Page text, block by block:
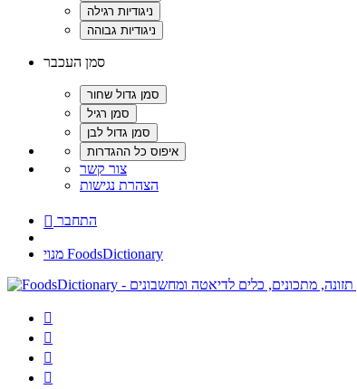
סמן העכבר
צור קשר
הצהרת נגישות
 התחבר
מנוי FoodsDictionary



